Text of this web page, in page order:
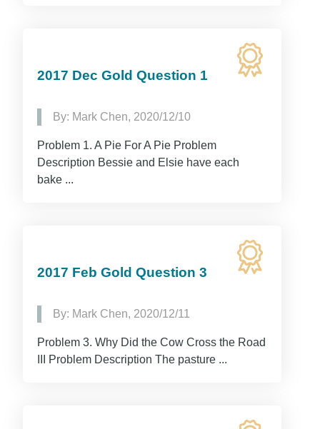
2017 Dec Gold Question 1
By: Mark Chen, 2020/12/10
Problem 1. A Pie For A Pie Problem
Description Bessie and Elsie have each
bake ...
2017 Feb Gold Question 3
By: Mark Chen, 2020/12/11
Problem 3. Why Did the Cow Cross the Road
III Problem Description The pasture ...